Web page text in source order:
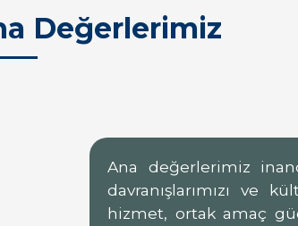
Değerlerimiz
Ana değerlerimiz
davranışlarımızı ve
hizmet, ortak amaç